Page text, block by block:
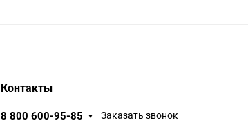
Контакты
8 800 600-95-85 Заказать звонок